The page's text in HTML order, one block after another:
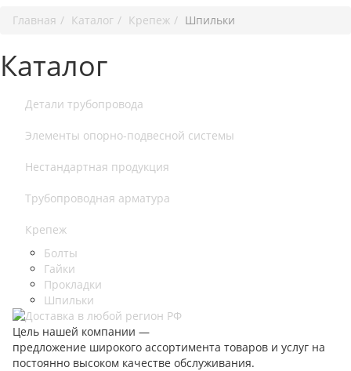
Главная
Каталог Крепеж Шпильки
Каталог
Детали трубопровода
Элементы опорно-подвесной системы
Нестандартная продукция
Трубопроводная арматура
Крепеж
Болты
Гайки
Прокладки
Шпильки
Цель нашей компании —
предложение широкого ассортимента товаров и услуг на
постоянно высоком качестве обслуживания.